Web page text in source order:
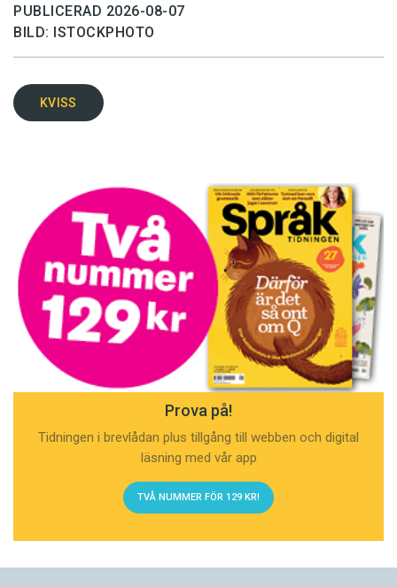
PUBLICERAD 2026-08-07
BILD: ISTOCKPHOTO
KVISS
Prova på!
Tidningen i brevlådan plus tillgång till webben och digital
läsning med vår app
TVÅ NUMMER FÖR 129 KR!